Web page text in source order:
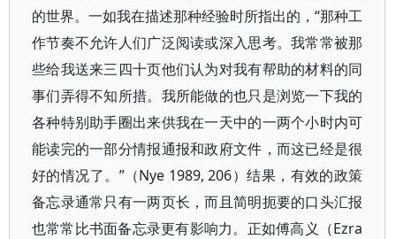
的世界。一如我在描述那种经验时所指出的，“那种工
作节奏不允许人们广泛阅读或深入思考。我常常被那
些给我送来三四十页他们认为对我有帮助的材料的同
事们弄得不知所措。我所能做的也只是浏览一下我的
各种特别助手圈出来供我在一天中的一两个小时内可
能读完的一部分情报通报和政府文件，而这已经是很
好的情况了。”（Nye 1989, 206）结果，有效的政策
备忘录通常只有一两页长，而且简明扼要的口头汇报
也常常比书面备忘录更有影响力。正如傅高义（Ezra